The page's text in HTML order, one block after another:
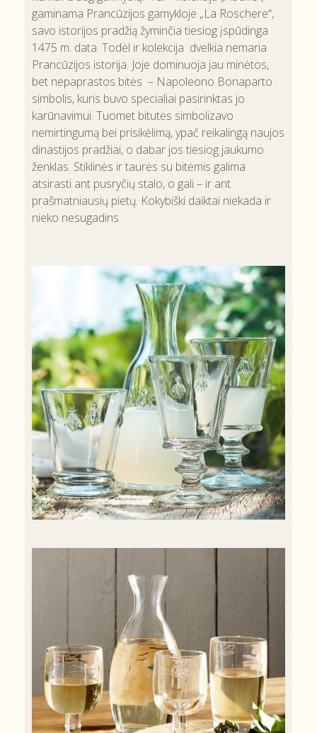
gaminama Prancūzijos gamykloje „La Roschere“,
savo istorijos pradžią žyminčia tiesiog įspūdinga
1475 m. data. Todėl ir kolekcija dvelkia nemaria
Prancūzijos istorija. Joje dominuoja jau minėtos,
bet nepaprastos bitės – Napoleono Bonaparto
simbolis, kuris buvo specialiai pasirinktas jo
karūnavimui. Tuomet bitutės simbolizavo
nemirtingumą bei prisikėlimą, ypač reikalingą naujos
dinastijos pradžiai, o dabar jos tiesiog jaukumo
ženklas. Stiklinės ir taurės su bitėmis galima
atsirasti ant pusryčių stalo, o gali – ir ant
prašmatniausių pietų. Kokybiški daiktai niekada ir
nieko nesugadins.